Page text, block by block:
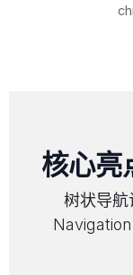
核心
树状导